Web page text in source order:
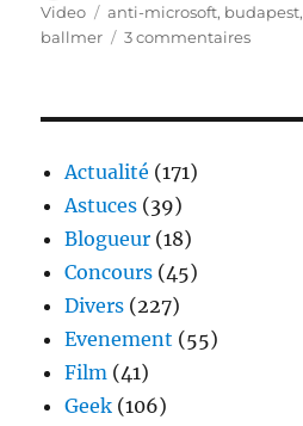
le
Video
Étiquettes
anti-microsoft, budapest,
ballmer
3 commentairessur
Actualité (171)
Astuces (39)
Blogueur (18)
Concours (45)
Divers (227)
Evenement (55)
Film (41)
Geek (106)